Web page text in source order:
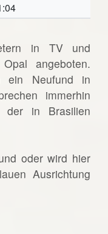
in TV und
angeboten.
ein Neufund in
immerhin
der in Brasilien
oder wird hier
Ausrichtung